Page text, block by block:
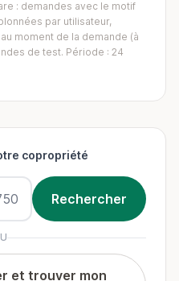
: demandes avec le motif
par utilisateur,
moment de la demande (à
de test. Période : 24
copropriété
et trouver mon